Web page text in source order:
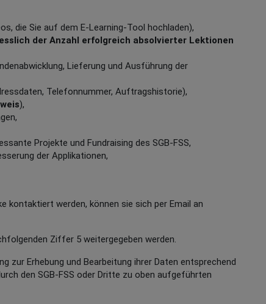
die Sie auf dem E-Learning-Tool hochladen),
der Anzahl erfolgreich absolvierter Lektionen
Lieferung und Ausführung der
Telefonnummer, Auftragshistorie),
),
Projekte und Fundraising des SGB-FSS,
der Applikationen,
kontaktiert werden, können sie sich per Email an
Ziffer 5 weitergegeben werden.
zur Erhebung und Bearbeitung ihrer Daten entsprechend
den SGB-FSS oder Dritte zu oben aufgeführten